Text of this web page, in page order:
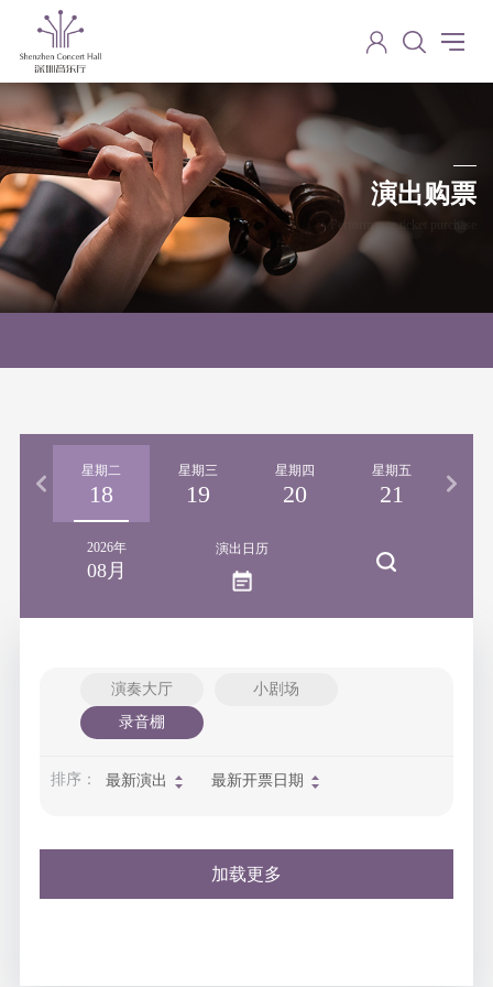
演出购票
Performance ticket purchase
星期二
18
星期三
19
星期四
20
星期五
21
2026年
08月
演出日历
演奏大厅
小剧场
录音棚
排序： 最新演出 最新开票日期
加载更多